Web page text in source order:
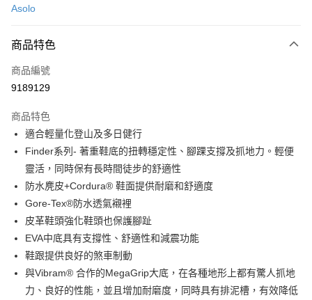
Apple Pay
街口支付
Google Pay
全盈+PAY
大哥付你分期
相關說明
【大哥付你分期使用說明】
1.本服務由台灣大哥大提供，台灣大哥大用戶可立即使用無須另外申請。
2.付款方式選擇「大哥付你分期」，訂單成立後會自動跳轉到大哥付的交易
流程，驗證手機門號後，選擇欲分期的期數、繳款截止日，確認付款後即完
成交易。
3.實際核准額度、可分期數及費用金額請依後續交易確認頁面所載為準。
消。如遇「轉專審核」未通過狀況，表示未達大哥付你分期系統評分，恕無
AFTEE先享後付
相關說明
【關於「AFTEE先享後付」】
AFTEE先享後付是「在收到商品之後才付款」的支付方式。 讓您購物簡單
便利好安心！
１．簡單：不需註冊會員、不需綁卡、不需儲值。
ATM付款
貨到付款
Asolo
商品特色
商品編號
9189129
商品特色
適合輕量化登山及多日健行
Finder系列- 著重鞋底的扭轉穩定性、腳踝支撐及抓地力。輕便
靈活，同時保有長時間徒步的舒適性
防水麂皮+Cordura® 鞋面提供耐磨和舒適度
Gore-Tex®防水透氣襯裡
皮革鞋頭強化鞋頭也保護腳趾
EVA中底具有支撐性、舒適性和減震功能
鞋跟提供良好的煞車制動
與Vibram® 合作的MegaGrip大底，在各種地形上都有驚人抓地
力、良好的性能，並且增加耐磨度，同時具有排泥槽，有效降低